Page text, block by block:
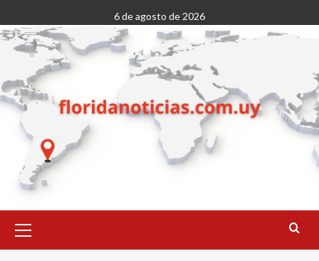
al
contenido
6 de agosto de 2026
primario